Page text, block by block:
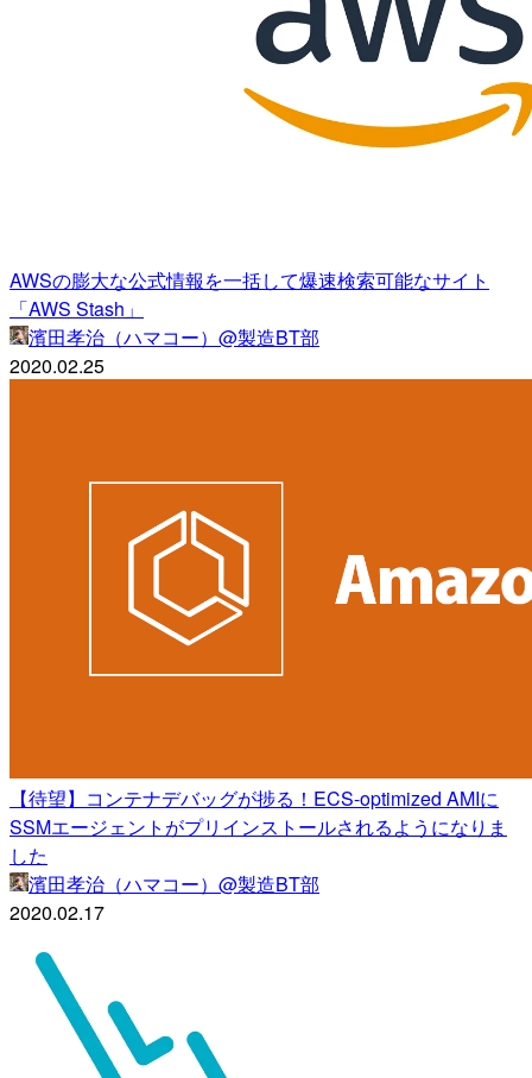
AWSの膨大な公式情報を一括して爆速検索可能なサイト
「AWS Stash」
濱田孝治（ハマコー）@製造BT部
2020.02.25
【待望】コンテナデバッグが捗る！ECS-optimized AMIに
SSMエージェントがプリインストールされるようになりま
した
濱田孝治（ハマコー）@製造BT部
2020.02.17